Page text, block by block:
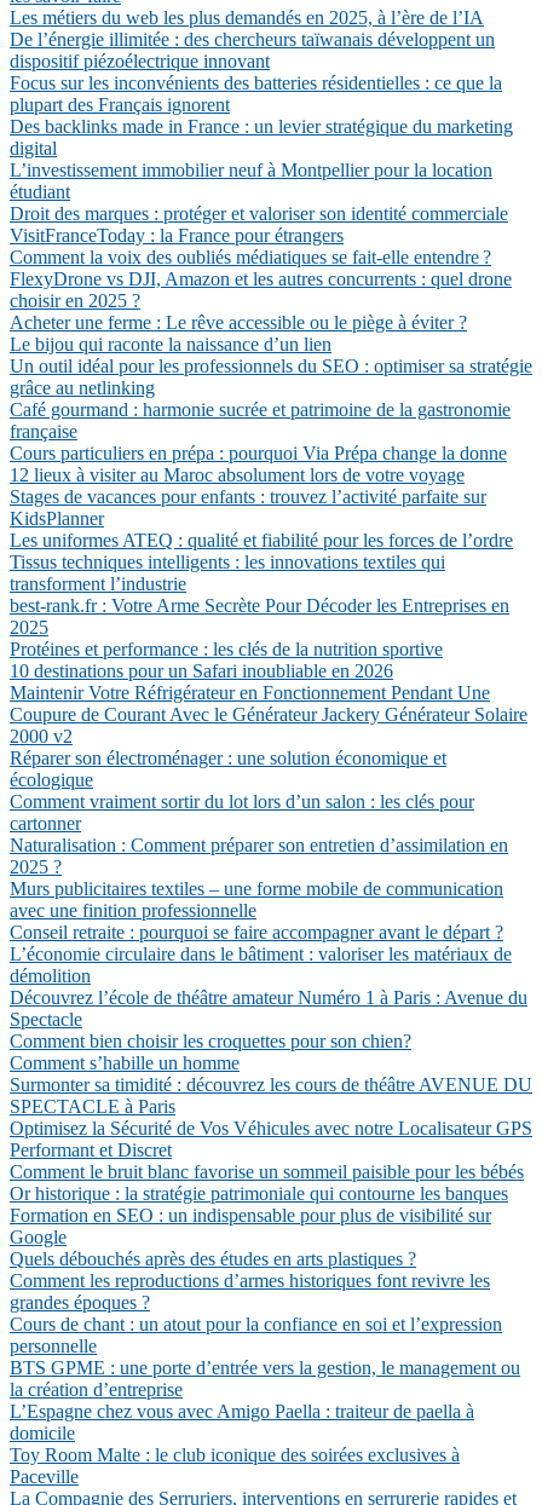
Les métiers du web les plus demandés en 2025, à l’ère de l’IA
De l’énergie illimitée : des chercheurs taïwanais développent un
dispositif piézoélectrique innovant
Focus sur les inconvénients des batteries résidentielles : ce que la
plupart des Français ignorent
Des backlinks made in France : un levier stratégique du marketing
digital
L’investissement immobilier neuf à Montpellier pour la location
étudiant
Droit des marques : protéger et valoriser son identité commerciale
VisitFranceToday : la France pour étrangers
Comment la voix des oubliés médiatiques se fait-elle entendre ?
FlexyDrone vs DJI, Amazon et les autres concurrents : quel drone
choisir en 2025 ?
Acheter une ferme : Le rêve accessible ou le piège à éviter ?
Le bijou qui raconte la naissance d’un lien
Un outil idéal pour les professionnels du SEO : optimiser sa stratégie
grâce au netlinking
Café gourmand : harmonie sucrée et patrimoine de la gastronomie
française
Cours particuliers en prépa : pourquoi Via Prépa change la donne
12 lieux à visiter au Maroc absolument lors de votre voyage
Stages de vacances pour enfants : trouvez l’activité parfaite sur
KidsPlanner
Les uniformes ATEQ : qualité et fiabilité pour les forces de l’ordre
Tissus techniques intelligents : les innovations textiles qui
transforment l’industrie
best-rank.fr : Votre Arme Secrète Pour Décoder les Entreprises en
2025
Protéines et performance : les clés de la nutrition sportive
10 destinations pour un Safari inoubliable en 2026
Maintenir Votre Réfrigérateur en Fonctionnement Pendant Une
Coupure de Courant Avec le Générateur Jackery Générateur Solaire
2000 v2
Réparer son électroménager : une solution économique et
écologique
Comment vraiment sortir du lot lors d’un salon : les clés pour
cartonner
Naturalisation : Comment préparer son entretien d’assimilation en
2025 ?
Murs publicitaires textiles – une forme mobile de communication
avec une finition professionnelle
Conseil retraite : pourquoi se faire accompagner avant le départ ?
L’économie circulaire dans le bâtiment : valoriser les matériaux de
démolition
Découvrez l’école de théâtre amateur Numéro 1 à Paris : Avenue du
Spectacle
Comment bien choisir les croquettes pour son chien?
Comment s’habille un homme
Surmonter sa timidité : découvrez les cours de théâtre AVENUE DU
SPECTACLE à Paris
Optimisez la Sécurité de Vos Véhicules avec notre Localisateur GPS
Performant et Discret
Comment le bruit blanc favorise un sommeil paisible pour les bébés
Or historique : la stratégie patrimoniale qui contourne les banques
Formation en SEO : un indispensable pour plus de visibilité sur
Google
Quels débouchés après des études en arts plastiques ?
Comment les reproductions d’armes historiques font revivre les
grandes époques ?
Cours de chant : un atout pour la confiance en soi et l’expression
personnelle
BTS GPME : une porte d’entrée vers la gestion, le management ou
la création d’entreprise
L’Espagne chez vous avec Amigo Paella : traiteur de paella à
domicile
Toy Room Malte : le club iconique des soirées exclusives à
Paceville
La Compagnie des Serruriers, interventions en serrurerie rapides et